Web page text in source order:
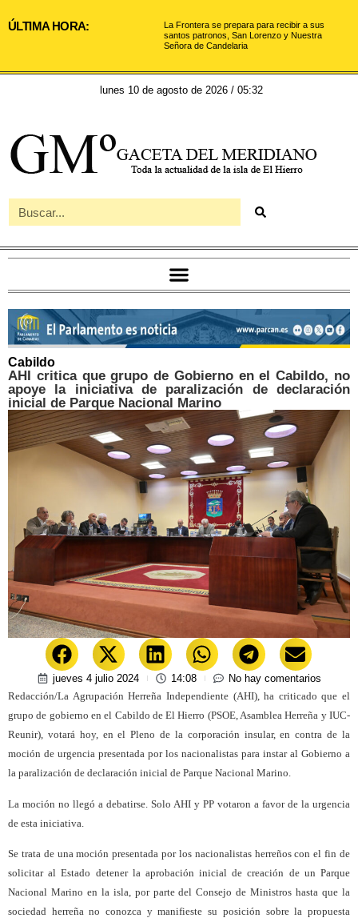
ÚLTIMA HORA:
La Frontera se prepara para recibir a sus
santos patronos, San Lorenzo y Nuestra
Señora de Candelaria
lunes 10 de agosto de 2026 / 05:32
Cabildo
AHI critica que grupo de Gobierno en el Cabildo, no
apoye la iniciativa de paralización de declaración
inicial de Parque Nacional Marino
jueves 4 julio 2024 14:08
No hay comentarios
Redacción/La Agrupación Herreña Independiente (AHI), ha criticado que el
grupo de gobierno en el Cabildo de El Hierro (PSOE, Asamblea Herreña y IUC-
Reunir), votará hoy, en el Pleno de la corporación insular, en contra de la
moción de urgencia presentada por los nacionalistas para instar al Gobierno a
la paralización de declaración inicial de Parque Nacional Marino.
La moción no llegó a debatirse. Solo AHI y PP votaron a favor de la urgencia
de esta iniciativa.
Se trata de una moción presentada por los nacionalistas herreños con el fin de
solicitar al Estado detener la aprobación inicial de creación de un Parque
Nacional Marino en la isla, por parte del Consejo de Ministros hasta que la
sociedad herreña no conozca y manifieste su posición sobre la propuesta